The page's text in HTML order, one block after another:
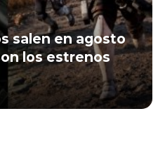
salen en agosto
los estrenos